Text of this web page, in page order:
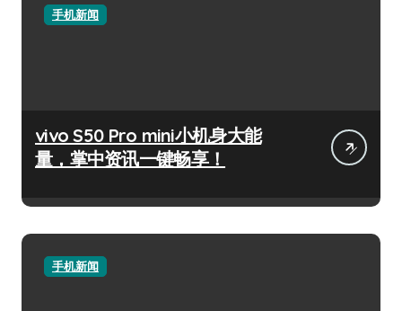
手机新闻
vivo S50 Pro mini小机身大能
量，掌中资讯一键畅享！
手机新闻